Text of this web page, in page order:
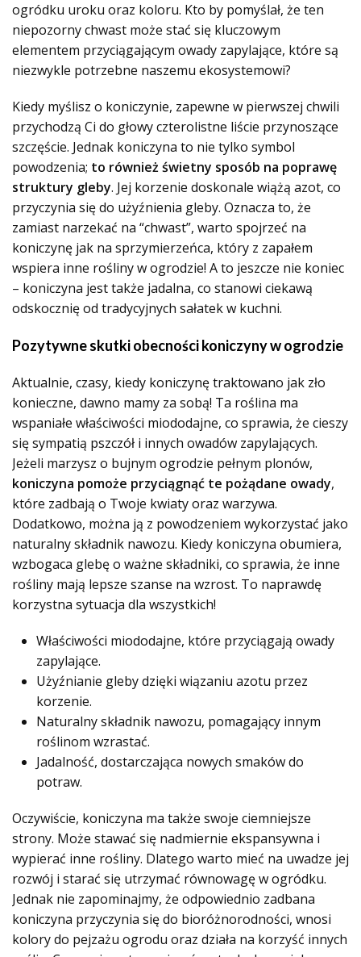
ogródku uroku oraz koloru. Kto by pomyślał, że ten
niepozorny chwast może stać się kluczowym
elementem przyciągającym owady zapylające, które są
niezwykle potrzebne naszemu ekosystemowi?
Kiedy myślisz o koniczynie, zapewne w pierwszej chwili
przychodzą Ci do głowy czterolistne liście przynoszące
szczęście. Jednak koniczyna to nie tylko symbol
powodzenia; to również świetny sposób na poprawę
struktury gleby. Jej korzenie doskonale wiążą azot, co
przyczynia się do użyźnienia gleby. Oznacza to, że
zamiast narzekać na “chwast”, warto spojrzeć na
koniczynę jak na sprzymierzeńca, który z zapałem
wspiera inne rośliny w ogrodzie! A to jeszcze nie koniec
– koniczyna jest także jadalna, co stanowi ciekawą
odskocznię od tradycyjnych sałatek w kuchni.
Pozytywne skutki obecności koniczyny w ogrodzie
Aktualnie, czasy, kiedy koniczynę traktowano jak zło
konieczne, dawno mamy za sobą! Ta roślina ma
wspaniałe właściwości miododajne, co sprawia, że cieszy
się sympatią pszczół i innych owadów zapylających.
Jeżeli marzysz o bujnym ogrodzie pełnym plonów,
koniczyna pomoże przyciągnąć te pożądane owady,
które zadbają o Twoje kwiaty oraz warzywa.
Dodatkowo, można ją z powodzeniem wykorzystać jako
naturalny składnik nawozu. Kiedy koniczyna obumiera,
wzbogaca glebę o ważne składniki, co sprawia, że inne
rośliny mają lepsze szanse na wzrost. To naprawdę
korzystna sytuacja dla wszystkich!
Właściwości miododajne, które przyciągają owady
zapylające.
Użyźnianie gleby dzięki wiązaniu azotu przez
korzenie.
Naturalny składnik nawozu, pomagający innym
roślinom wzrastać.
Jadalność, dostarczająca nowych smaków do
potraw.
Oczywiście, koniczyna ma także swoje ciemniejsze
strony. Może stawać się nadmiernie ekspansywna i
wypierać inne rośliny. Dlatego warto mieć na uwadze jej
rozwój i starać się utrzymać równowagę w ogródku.
Jednak nie zapominajmy, że odpowiednio zadbana
koniczyna przyczynia się do bioróżnorodności, wnosi
kolory do pejzażu ogrodu oraz działa na korzyść innych